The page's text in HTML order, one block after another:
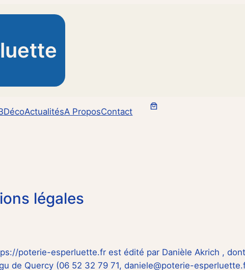
DécoActualitésA ProposContact
légales
poterie-esperluette.fr est édité par Danièle Akrich ,
de Quercy (06 52 32 79 71, daniele@poterie-